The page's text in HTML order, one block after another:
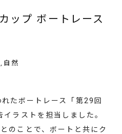
ップ ボートレース
, 自然
たボートレース「第29回
ラストを担当しました。
のことで、ボートと共にク